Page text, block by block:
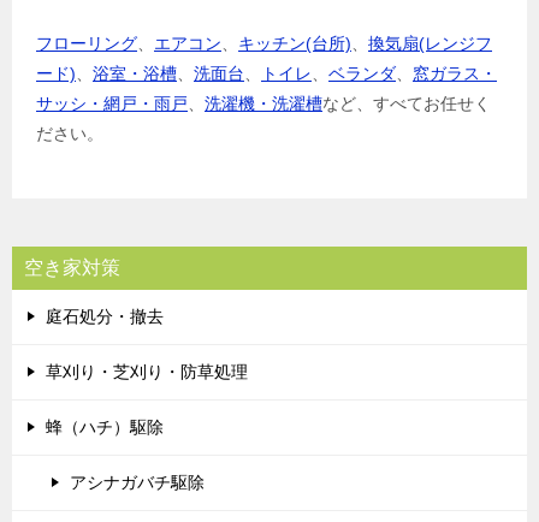
フローリング、 エアコン、 キッチン(台所)、 換気扇(レンジフ
ード)、 浴室・浴槽、 洗面台、 トイレ、 ベランダ、 窓ガラス・
サッシ・網戸・雨戸、 洗濯機・洗濯槽など、すべてお任せく
ださい。
空き家対策
庭石処分・撤去
草刈り・芝刈り・防草処理
蜂（ハチ）駆除
アシナガバチ駆除